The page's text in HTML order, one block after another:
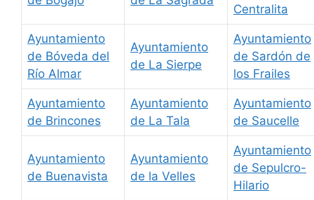
Centralita
Ayuntamiento
de Bóveda del
Río Almar
Ayuntamiento
de La Sierpe
Ayuntamiento
de Sardón de
los Frailes
Ayuntamiento
de Brincones
Ayuntamiento
de La Tala
Ayuntamiento
de Saucelle
Ayuntamiento
de Buenavista
Ayuntamiento
de la Velles
Ayuntamiento
de Sepulcro-
Hilario